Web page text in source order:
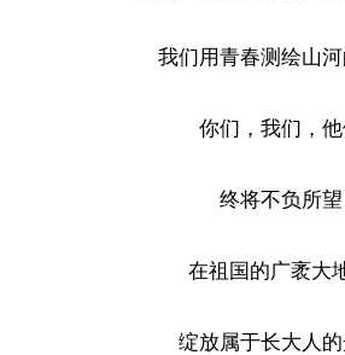
我们用青春测绘山河
你们，我们，他
终将不负所望
在祖国的广袤大
绽放属于长大人的